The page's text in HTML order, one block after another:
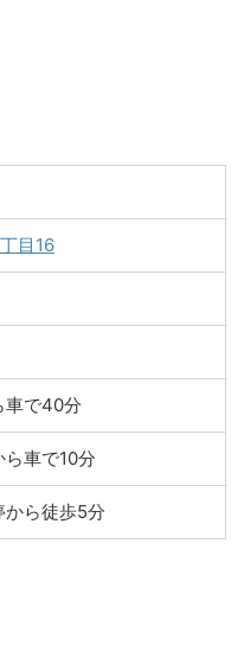
目16
車で40分
車で10分
ら徒歩5分